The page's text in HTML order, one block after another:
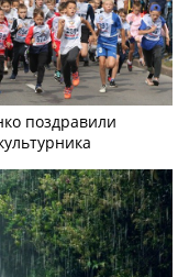
поздравили